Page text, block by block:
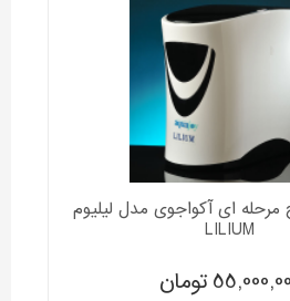
ای آکواجوی مدل لیلیوم
LILIUM
تومان